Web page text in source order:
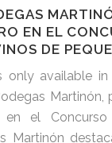
EN EL
DE
only available in
Martinón,
el Concurso
Martinón